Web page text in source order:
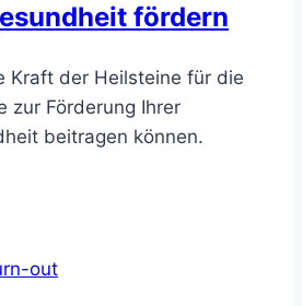
fördern
Kraft der Heilsteine für die
zur Förderung Ihrer
beitragen können.